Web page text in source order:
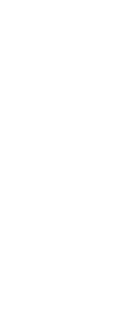
ausblenden